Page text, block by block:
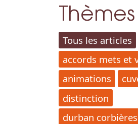
Thèmes
Tous les articles
accords mets et
animations
distinction
durban corbières